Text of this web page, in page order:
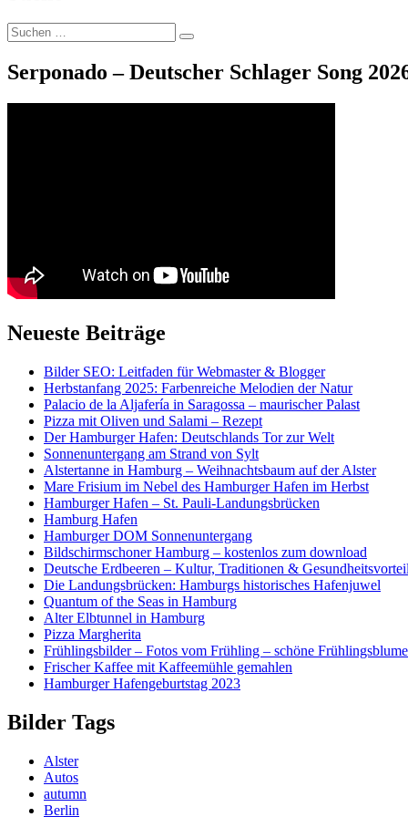
Suche
nach:
Suchen
Serponado – Deutscher Schlager Song
Neueste Beiträge
Bilder SEO: Leitfaden für Webmaster & Blogger
Herbstanfang 2025: Farbenreiche Melodien der Natur
Palacio de la Aljafería in Saragossa – maurischer Palast
Pizza mit Oliven und Salami – Rezept
Der Hamburger Hafen: Deutschlands Tor zur Welt
Sonnenuntergang am Strand von Sylt
Alstertanne in Hamburg – Weihnachtsbaum auf der Alster
Mare Frisium im Nebel des Hamburger Hafen im Herbst
Hamburger Hafen – St. Pauli-Landungsbrücken
Hamburg Hafen
Hamburger DOM Sonnenuntergang
Bildschirmschoner Hamburg – kostenlos zum download
Deutsche Erdbeeren – Kultur, Traditionen &
Die Landungsbrücken: Hamburgs historisches Hafenjuwel
Quantum of the Seas in Hamburg
Alter Elbtunnel in Hamburg
Pizza Margherita
Frühlingsbilder – Fotos vom Frühling – schöne
Frischer Kaffee mit Kaffeemühle gemahlen
Hamburger Hafengeburtstag 2023
Bilder Tags
Alster
Autos
autumn
Berlin